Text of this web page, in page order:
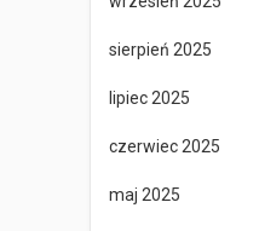
sierpień 2025
lipiec 2025
czerwiec 2025
maj 2025